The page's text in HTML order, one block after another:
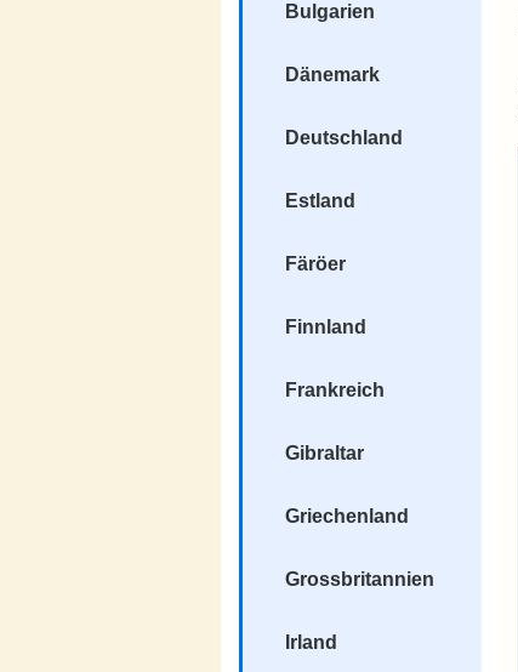
Bulgarien
Dänemark
Deutschland
Estland
Färöer
Finnland
Frankreich
Gibraltar
Griechenland
Grossbritannien
Irland